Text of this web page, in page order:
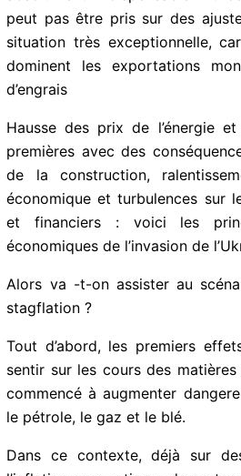
pourrait affecter le prix de
assiettes. Pour maintenir sa
pas d’autre choix que
absolument indispensable. Et ce
situation très exceptionnelle, car
dominent les exportations
d’engrais
Hausse des prix de l’énergie et
premières avec des
économique et
immobiliers et financiers :
conséquences économiques de
par la Russie.
Alors va -t-on assister au
stagflation ?
Tout d’abord, les premiers